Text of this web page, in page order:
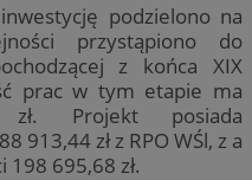
podzielono na
przystąpiono do
z końca XIX
prac w tym etapie ma
zł. Projekt posiada
913,44 zł z RPO WŚl, z a
695,68 zł.